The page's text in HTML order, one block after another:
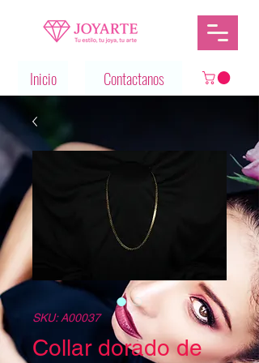
Inicio Contactanos
SKU: A00037
Collar dorado de